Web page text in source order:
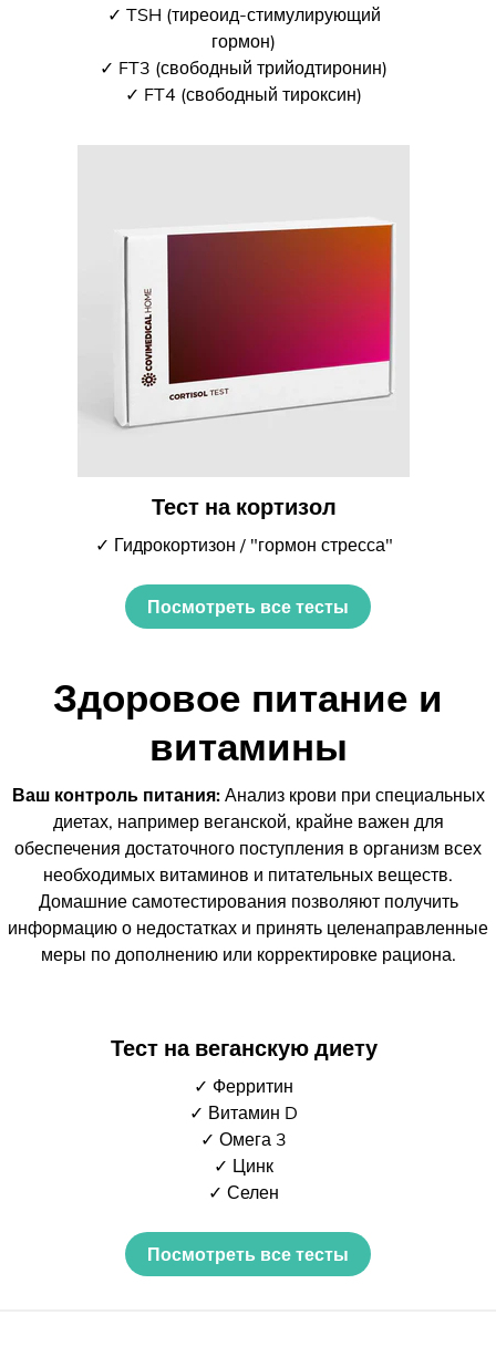
✓ TSH (тиреоид-стимулирующий
гормон)
✓ FT3 (свободный трийодтиронин)
✓ FT4 (свободный тироксин)
Тест на кортизол
✓ Гидрокортизон / "гормон стресса"
Посмотреть все тесты
Здоровое питание и
витамины
Ваш контроль питания:Анализ крови при специальных
диетах, например веганской, крайне важен для
обеспечения достаточного поступления в организм всех
необходимых витаминов и питательных веществ.
Домашние самотестирования позволяют получить
информацию о недостатках и принять целенаправленные
меры по дополнению или корректировке рациона.
Тест на веганскую диету
✓ Ферритин
✓ Витамин D
✓ Омега 3
✓ Цинк
✓ Селен
Посмотреть все тесты